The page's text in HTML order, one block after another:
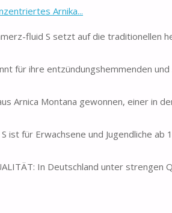
Arnika...
fluid S setzt auf die traditionellen
für ihre entzündungshemmenden
Arnica Montana gewonnen, einer in
ist für Erwachsene und Jugendliche
In Deutschland unter